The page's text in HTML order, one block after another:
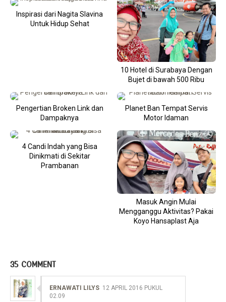
Inspirasi dari Nagita Slavina
Untuk Hidup Sehat
10 Hotel di Surabaya Dengan
Bujet di bawah 500 Ribu
Pengertian Broken Link dan
Dampaknya
Planet Ban Tempat Servis
Motor Idaman
4 Candi Indah yang Bisa
Dinikmati di Sekitar
Prambanan
Masuk Angin Mulai
Mengganggu Aktivitas? Pakai
Koyo Hansaplast Aja
35 COMMENT
ERNAWATI LILYS 12 APRIL 2016 PUKUL
02.09